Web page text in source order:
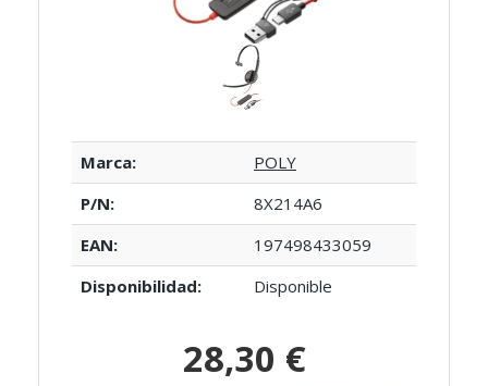
Marca:
POLY
P/N:
8X214A6
EAN:
197498433059
Disponibilidad:
Disponible
28,30 €